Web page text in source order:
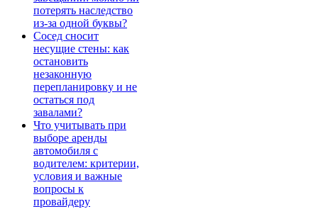
потерять наследство
из-за одной буквы?
Сосед сносит
несущие стены: как
остановить
незаконную
перепланировку и не
остаться под
завалами?
Что учитывать при
выборе аренды
автомобиля с
водителем: критерии,
условия и важные
вопросы к
провайдеру